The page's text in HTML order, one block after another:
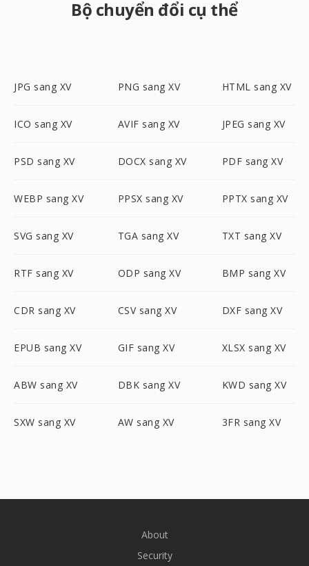
Bộ chuyển đổi cụ thể
JPG sang XV PNG sang XV HTML sang XV
ICO sang XV AVIF sang XV JPEG sang XV
PSD sang XV DOCX sang XV PDF sang XV
WEBP sang XV PPSX sang XV PPTX sang XV
SVG sang XV TGA sang XV TXT sang XV
RTF sang XV ODP sang XV BMP sang XV
CDR sang XV CSV sang XV DXF sang XV
EPUB sang XV GIF sang XV XLSX sang XV
ABW sang XV DBK sang XV KWD sang XV
SXW sang XV AW sang XV 3FR sang XV
About
Security